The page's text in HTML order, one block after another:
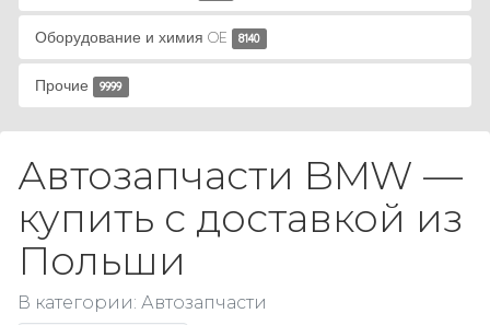
Оборудование и химия OE 8140
Прочие 9999
Автозапчасти BMW —
купить с доставкой из
Польши
В категории: Автозапчасти